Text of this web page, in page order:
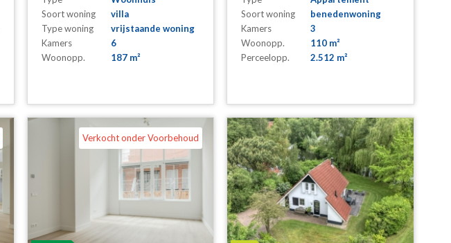
Soort woning
villa
Type woning
vrijstaande woning
Kamers
6
Woonopp.
187 m²
Soort woning
benedenwoning
Kamers
3
Woonopp.
110 m²
Perceelopp.
2.512 m²
Verkocht onder Voorbehoud